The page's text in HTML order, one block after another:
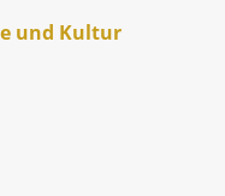
und Kultur